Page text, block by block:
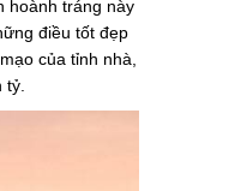
hoành tráng này
điều tốt đẹp
của tỉnh nhà,